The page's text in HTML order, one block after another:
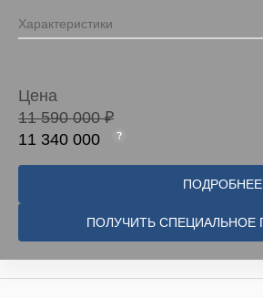
Характеристики
Цена
11 590 000 ₽
11 340 000
ПОДРОБНЕЕ
ПОЛУЧИТЬ СПЕЦИАЛЬНОЕ